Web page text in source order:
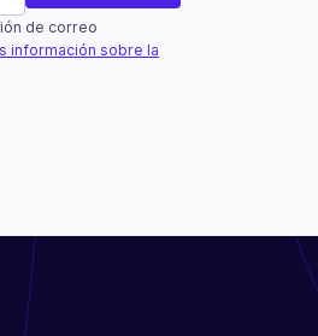
quedar sin cambios.
de correo
información sobre la